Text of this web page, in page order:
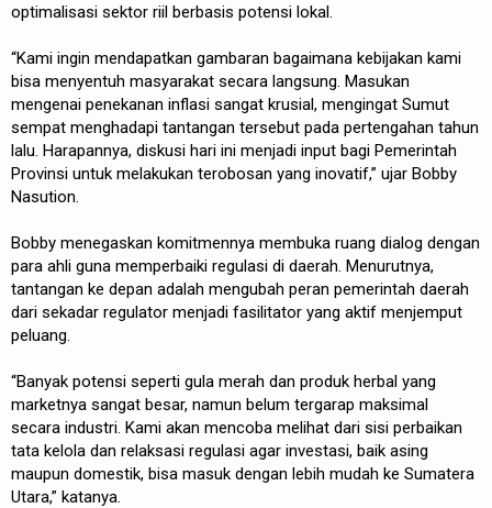
optimalisasi sektor riil berbasis potensi lokal.
“Kami ingin mendapatkan gambaran bagaimana kebijakan kami
bisa menyentuh masyarakat secara langsung. Masukan
mengenai penekanan inflasi sangat krusial, mengingat Sumut
sempat menghadapi tantangan tersebut pada pertengahan tahun
lalu. Harapannya, diskusi hari ini menjadi input bagi Pemerintah
Provinsi untuk melakukan terobosan yang inovatif,” ujar Bobby
Nasution.
Bobby menegaskan komitmennya membuka ruang dialog dengan
para ahli guna memperbaiki regulasi di daerah. Menurutnya,
tantangan ke depan adalah mengubah peran pemerintah daerah
dari sekadar regulator menjadi fasilitator yang aktif menjemput
peluang.
“Banyak potensi seperti gula merah dan produk herbal yang
marketnya sangat besar, namun belum tergarap maksimal
secara industri. Kami akan mencoba melihat dari sisi perbaikan
tata kelola dan relaksasi regulasi agar investasi, baik asing
maupun domestik, bisa masuk dengan lebih mudah ke Sumatera
Utara,” katanya.